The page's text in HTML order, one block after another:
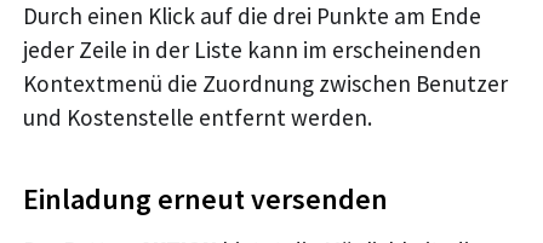
Durch einen Klick auf die drei Punkte am Ende
jeder Zeile in der Liste kann im erscheinenden
Kontextmenü die Zuordnung zwischen Benutzer
und Kostenstelle entfernt werden.
Einladung erneut versenden